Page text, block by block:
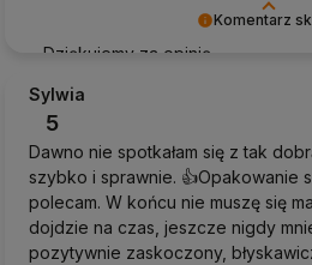
Komentarz
Dziękujemy za opinię
Sylwia
5
Dawno nie spotkałam się z tak
szybko i sprawnie. 👍️Opakowanie
polecam. W końcu nie muszę się
dojdzie na czas, jeszcze nigdy
pozytywnie zaskoczony,